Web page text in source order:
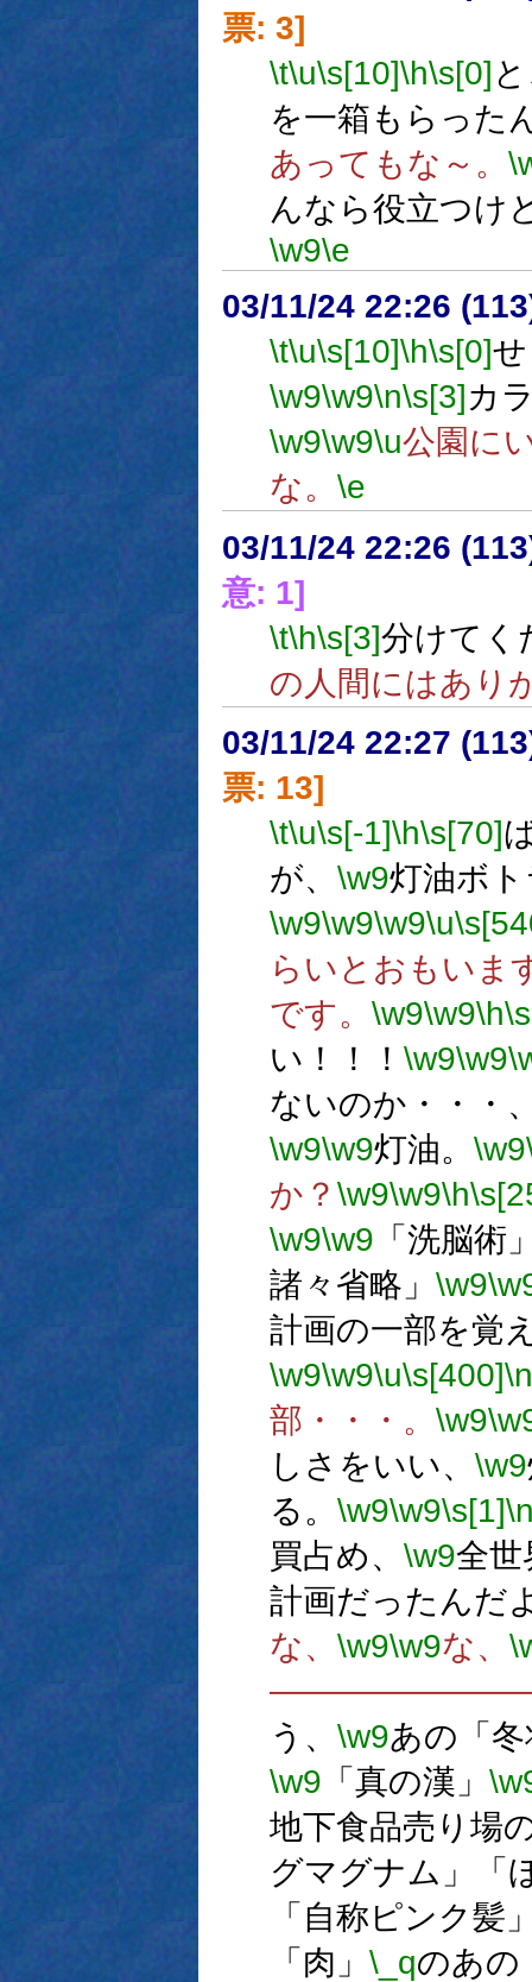
票: 3]
\t\u\s[10]\h\s[0]
を一箱もらった
あってもな～。
んなら役立つけ
\w9\e
03/11/24 22:26
\t\u\s[10]\h\s[0]
\w9\w9\n\s[3] カ
\w9\w9\u公園に
な。 \e
03/11/24 22:26
意: 1]
\t\h\s[3]分けてく
の人間にはあり
03/11/24 22:27
票: 13]
\t\u\s[-1]\h\s[70]
が、 \w9灯油ボ
\w9\w9\w9\u
らいとおもいま
です。 \w9\w9\h
い！！！ \w9\w9
ないのか・・・
\w9\w9灯油。 \w9
か？ \w9\w9\h
\w9\w9 「洗脳術
諸々省略」 \w9
計画の一部を覚
\w9\w9\u\s[400]\n
部・・・。 \w9
しさをいい、 \w9
る。 \w9\w9\s[1]
買占め、 \w9全世
計画だったんだ
な、 \w9\w9な、
――――――――
う、 \w9あの「
\w9 「真の漢」
地下食品売り場
グマグナム」「
「自称ピンク髪
「肉」 \_qのあの